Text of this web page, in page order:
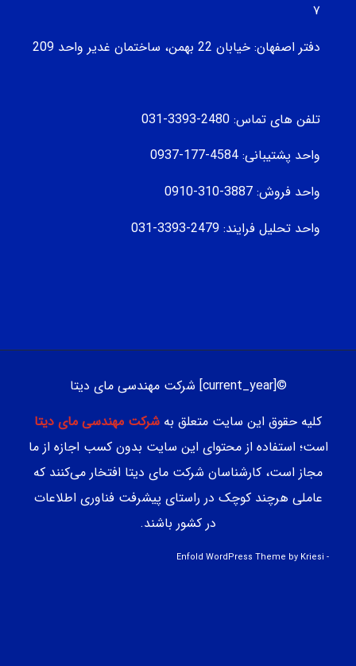
۷
دفتر اصفهان: خیابان 22 بهمن، ساختمان غدیر واحد 209
تلفن های تماس: 2480-3393-031
واحد پشتیبانی: 4584-177-0937
واحد فروش: 3887-310-0910
واحد تحلیل فرایند: 2479-3393-031
©[current_year] شرکت مهندسی مای دیتا
کلیه حقوق این سایت متعلق به شرکت مهندسی مای دیتا
است؛ استفاده از محتوای این سایت بدون کسب اجازه از ما
مجاز است، کارشناسان شرکت مای دیتا افتخار می‌کنند که
عاملی هرچند کوچک در راستای پیشرفت فناوری اطلاعات
در کشور باشند.
-
Enfold WordPress Theme by Kriesi